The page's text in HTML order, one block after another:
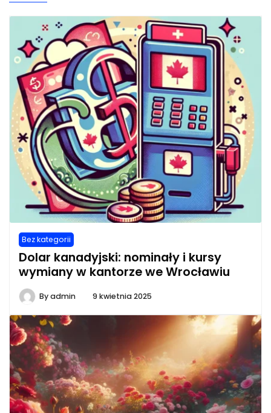
Bez kategorii
Dolar kanadyjski: nominały i kursy
wymiany w kantorze we Wrocławiu
Byadmin 9 kwietnia 2025